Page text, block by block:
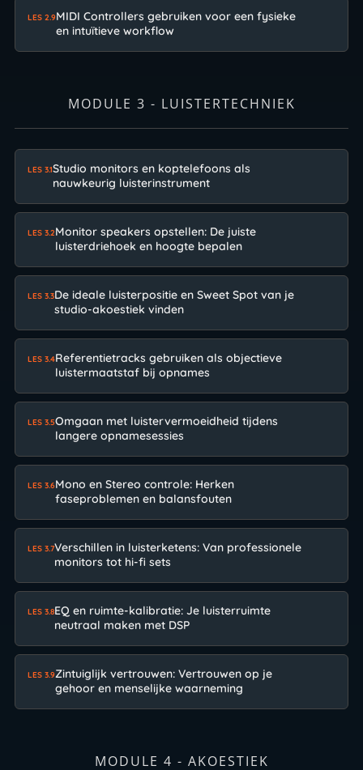
LES 2.9MIDI Controllers gebruiken voor een fysieke
en intuïtieve workflow
MODULE 3 - LUISTERTECHNIEK
LES 3.1Studio monitors en koptelefoons als
nauwkeurig luisterinstrument
LES 3.2Monitor speakers opstellen: De juiste
luisterdriehoek en hoogte bepalen
LES 3.3De ideale luisterpositie en Sweet Spot van je
studio-akoestiek vinden
LES 3.4Referentietracks gebruiken als objectieve
luistermaatstaf bij opnames
LES 3.5Omgaan met luistervermoeidheid tijdens
langere opnamesessies
LES 3.6Mono en Stereo controle: Herken
faseproblemen en balansfouten
LES 3.7Verschillen in luisterketens: Van professionele
monitors tot hi-fi sets
LES 3.8EQ en ruimte-kalibratie: Je luisterruimte
neutraal maken met DSP
LES 3.9Zintuiglijk vertrouwen: Vertrouwen op je
gehoor en menselijke waarneming
MODULE 4 - AKOESTIEK